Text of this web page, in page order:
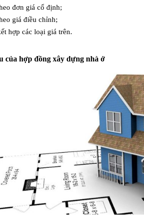
đơn giá cố định;
giá điều chỉnh;
hợp các loại giá trên.
của hợp đồng xây dựng nhà ở